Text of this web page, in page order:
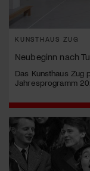
KUNSTHAUS ZUG
Neubeginn nach
Das Kunsthaus
Jahresprogramm